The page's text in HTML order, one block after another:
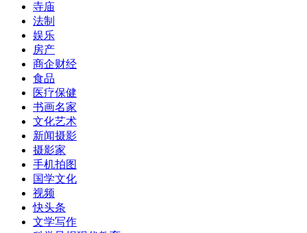
寺庙
法制
娱乐
房产
商企财经
食品
医疗保健
书画名家
文化艺术
新闻摄影
摄影家
手机拍图
国学文化
视频
快头条
文学写作